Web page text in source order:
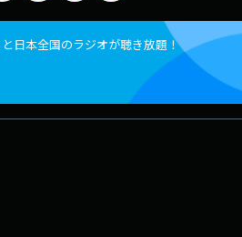
日本全国のラジオが聴き放題！